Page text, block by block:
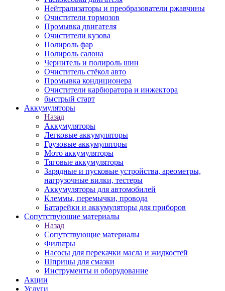
Нейтрализаторы и преобразователи ржавчины
Очистители тормозов
Промывка двигателя
Очистители кузова
Полироль фар
Полироль салона
Чернитель и полироль шин
Очиститель стёкол авто
Промывка кондиционера
Очистители карбюратора и инжектора
быстрый старт
Аккумуляторы
Назад
Аккумуляторы
Легковые аккумуляторы
Грузовые аккумуляторы
Мото аккумуляторы
Тяговые аккумуляторы
Зарядные и пусковые устройства, ареометры,
нагрузочные вилки, тестеры
Аккумуляторы для автомобилей
Клеммы, перемычки, провода
Батарейки и аккумуляторы для приборов
Сопутствующие материалы
Назад
Сопутствующие материалы
Фильтры
Насосы для перекачки масла и жидкостей
Шприцы для смазки
Инструменты и оборудование
Акции
Услуги